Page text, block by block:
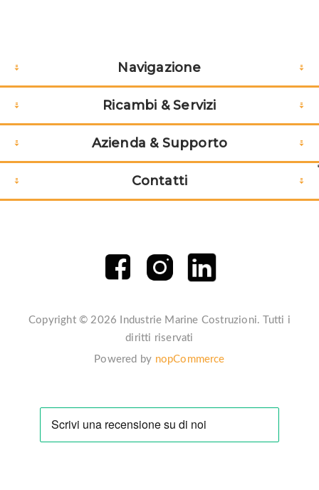
Navigazione
Ricambi & Servizi
Azienda & Supporto
Contatti
Copyright © 2026 Industrie Marine Costruzioni. Tutti i
diritti riservati
Powered by nopCommerce